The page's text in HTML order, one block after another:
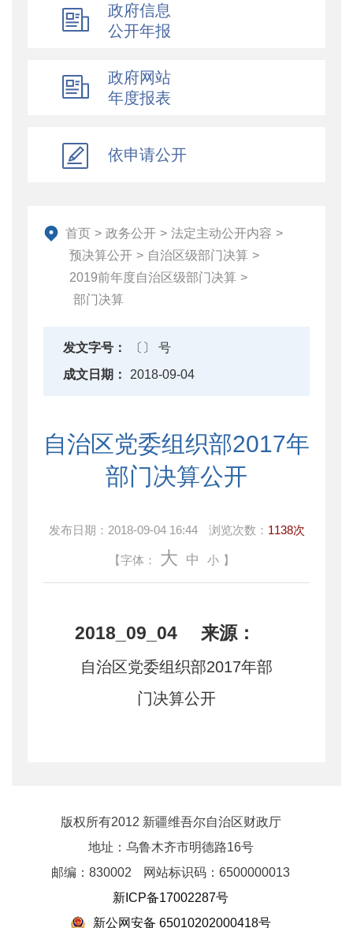
自治区财政厅机关预决算
地州预决算
绩效专栏
其他对外管理服务信息
执行公开
地方政府债务信息公开
财政数据
直达资金
财政改革与业务
重点领域信息公开
政府信息
公开年报
政府网站
年度报表
依申请公开
首页 > 政务公开 > 法定主动公开内容 >
预决算公开 > 自治区级部门决算 >
2019前年度自治区级部门决算 >
部门决算
发文字号：
〔〕 号
成文日期：
2018-09-04
自治区党委组织部2017年
部门决算公开
发布日期： 2018-09-04 16:44 浏览次数： 1138次
【字体： 大 中 小 】
2018_09_04 来源：
自治区党委组织部2017年部
门决算公开
版权所有2012 新疆维吾尔自治区财政厅
地址：乌鲁木齐市明德路16号
邮编：830002
网站标识码：6500000013
新ICP备17002287号
新公网安备 65010202000418号